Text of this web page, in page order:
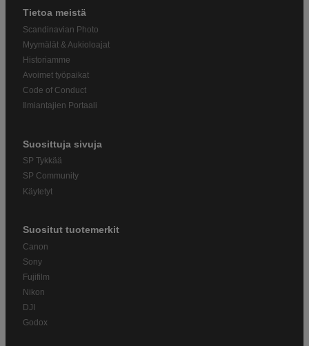
Tietoa meistä
Scandinavian Photo
Myymälät & Aukioloajat
Historiamme
Avoimet työpaikat
Code of Conduct
Ilmiantajien Portaali
Suosittuja sivuja
SP Tykkää
SP Community
Käytetyt
Suositut tuotemerkit
Canon
Sony
Fujifilm
Nikon
DJI
Godox